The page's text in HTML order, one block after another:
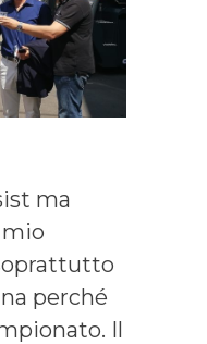
ma
perché
Il